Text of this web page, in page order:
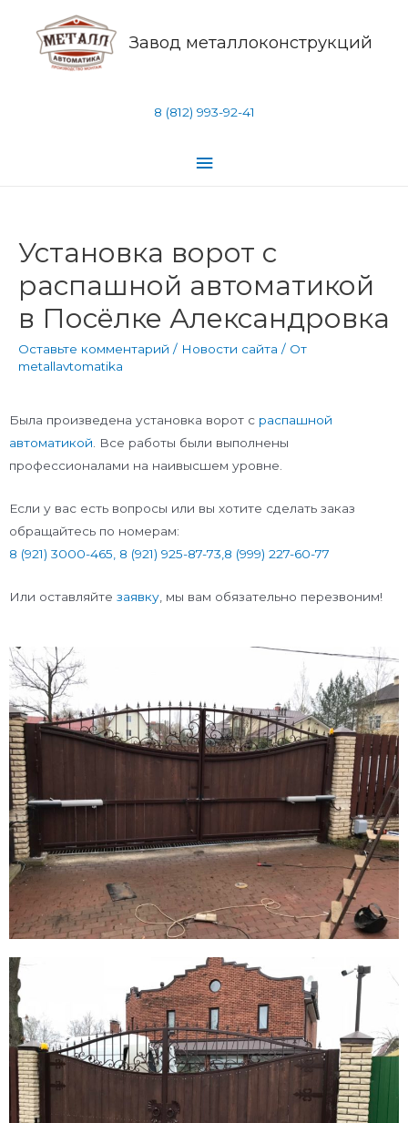
Завод металлоконструкций
8 (812) 993-92-41
Установка ворот с
распашной автоматикой
в Посёлке Александровка
Оставьте комментарий / Новости сайта / От
metallavtomatika
Была произведена установка ворот с распашной
автоматикой . Все работы были выполнены
профессионалами на наивысшем уровне.
Если у вас есть вопросы или вы хотите сделать заказ
обращайтесь по номерам:
8 (921) 3000-465, 8 (921) 925-87-73 8 (999) 227-60-77
Или оставляйте заявку , мы вам обязательно перезвоним!